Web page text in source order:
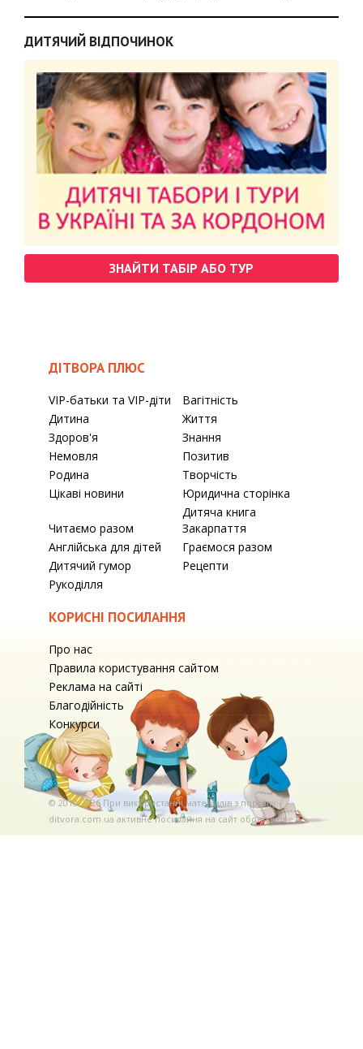
ДИТЯЧИЙ ВІДПОЧИНОК
ЗНАЙТИ ТАБІР АБО ТУР
ДІТВОРА ПЛЮС
VIP-батьки та VIP-діти
Вагітність
Дитина
Життя
Здоров'я
Знання
Немовля
Позитив
Родина
Творчість
Цікаві новини
Юридична сторінка
Читаємо разом
Дитяча книга
Закарпаття
Англійська для дітей
Граємося разом
Дитячий гумор
Рецепти
Рукоділля
КОРИСНІ ПОСИЛАННЯ
Про нас
Правила користування сайтом
Реклама на сайті
Благодійність
Конкурси
© 2010-2026 При використаннi матерiалiв з порталу
ditvora.com.ua активне посилання на сайт обов'язкове. .